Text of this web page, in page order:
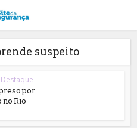
suspeito
por
Rio